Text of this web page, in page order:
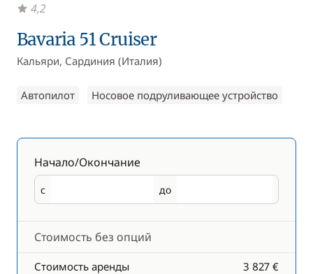
Bavaria 51 Cruiser
Кальяри, Сардиния (Италия)
Автопилот Носовое подруливающее устройство
4,2
Начало/Окончание
с
Начало до
Окончание
Стоимость без опций
Стоимость аренды 3 827 €